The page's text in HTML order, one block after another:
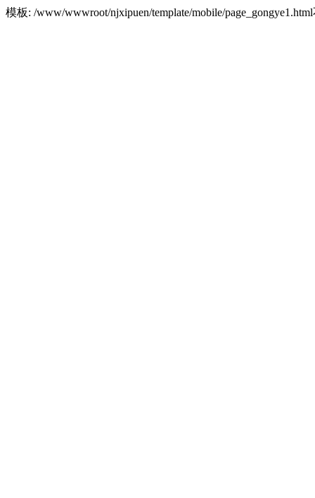
模板: /www/wwwroot/njxipuen/template/mobile/